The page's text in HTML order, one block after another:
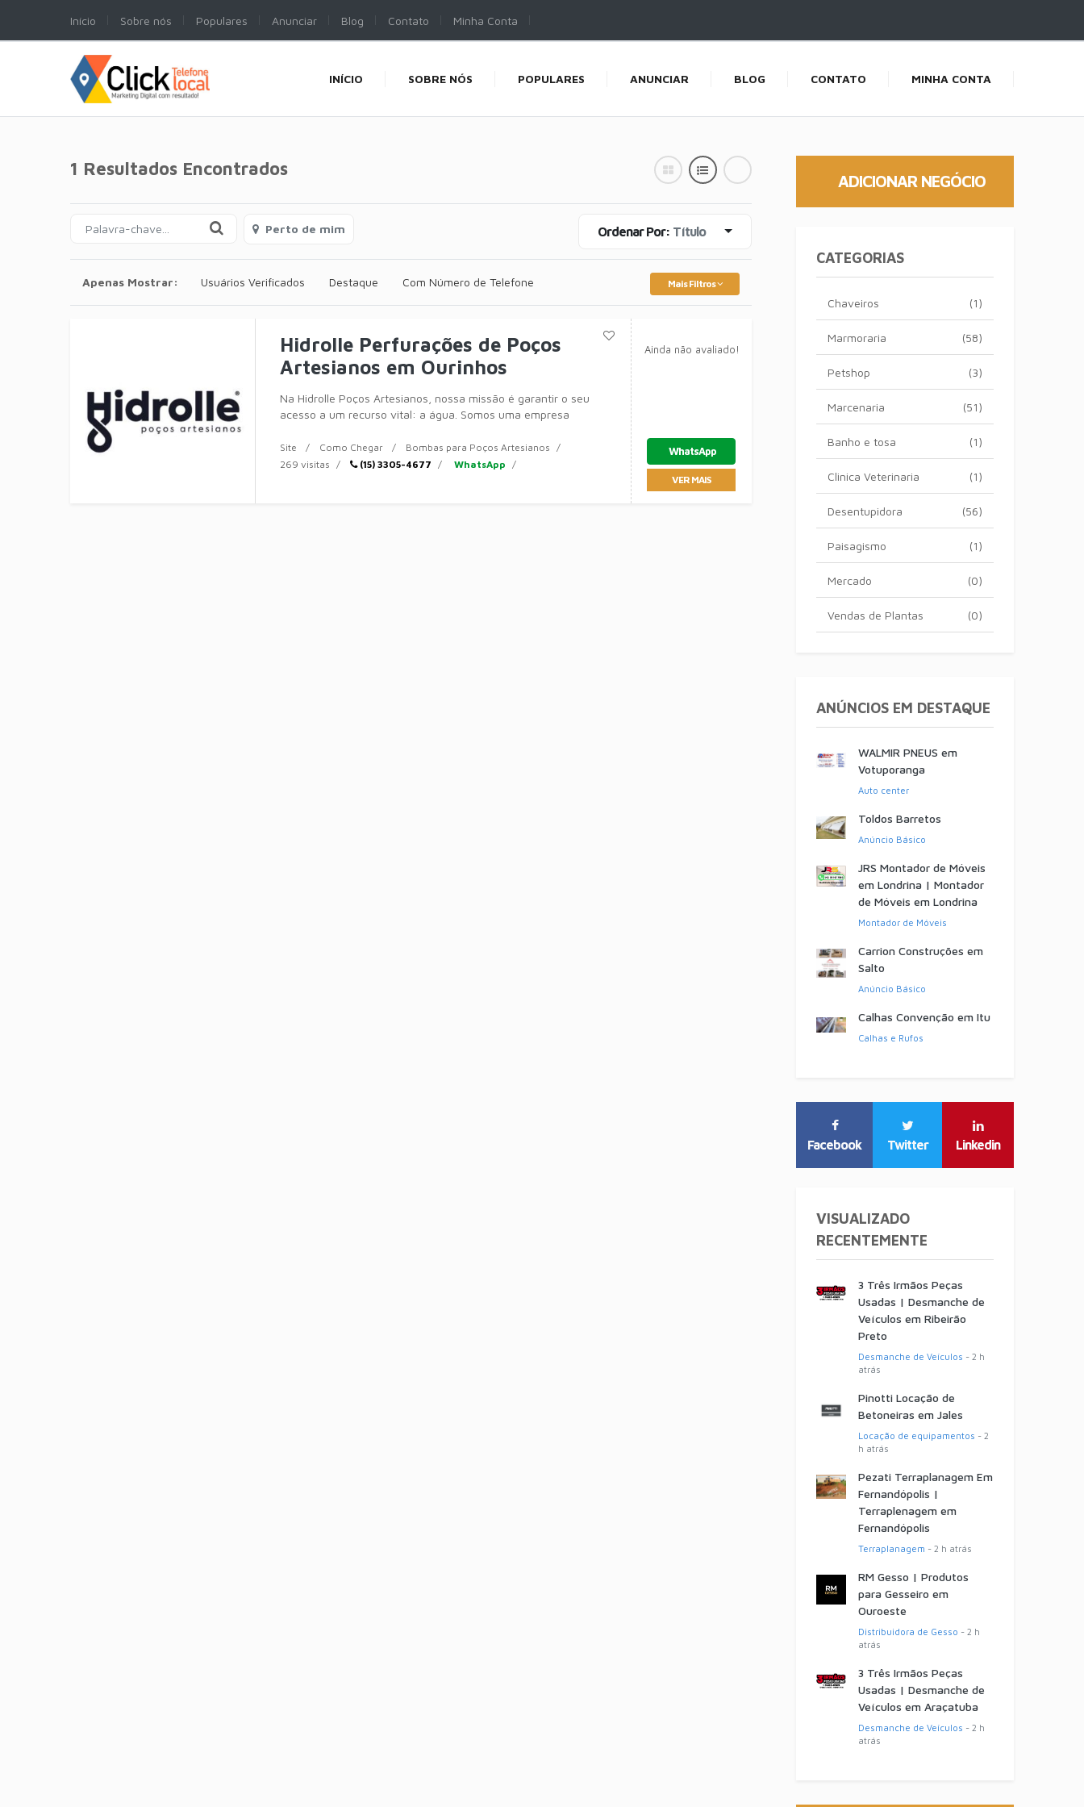
Início Sobre nós Populares Anunciar Blog Contato Minha Conta
INÍCIO SOBRE NÓS POPULARES ANUNCIAR BLOG CONTATO MINHA CONTA
1 Resultados Encontrados
Perto de mim Ordenar Por: Título
Apenas Mostrar: Usuários Verificados Destaque Com Número de Telefone Mais Filtros
Hidrolle Perfurações de Poços
Artesianos em Ourinhos
Na Hidrolle Poços Artesianos, nossa missão é garantir o seu
acesso a um recurso vital: a água. Somos uma empresa
Site Como Chegar
Bombas para Poços Artesianos
269 visitas
(15) 3305-4677 WhatsApp
Ainda não avaliado!
WhatsApp
VER MAIS
ADICIONAR NEGÓCIO
CATEGORIAS
(1)
Chaveiros
(58)
Marmoraria
(3)
Petshop
(51)
Marcenaria
(1)
Banho e tosa
(1)
Clinica Veterinaria
(56)
Desentupidora
(1)
Paisagismo
(0)
Mercado
(0)
Vendas de Plantas
ANÚNCIOS EM DESTAQUE
WALMIR PNEUS em
Votuporanga
Auto center
Toldos Barretos
Anúncio Básico
JRS Montador de Móveis
em Londrina | Montador
de Móveis em Londrina
Montador de Móveis
Carrion Construções em
Salto
Anúncio Básico
Calhas Convenção em Itu
Calhas e Rufos
Facebook Twitter Linkedin
VISUALIZADO
RECENTEMENTE
3 Três Irmãos Peças
Usadas | Desmanche de
Veículos em Ribeirão
Preto
Desmanche de Veículos - 2 h
atrás
Pinotti Locação de
Betoneiras em Jales
Locação de equipamentos - 2
h atrás
Pezati Terraplanagem Em
Fernandópolis |
Terraplenagem em
Fernandópolis
Terraplanagem - 2 h atrás
RM Gesso | Produtos
para Gesseiro em
Ouroeste
Distribuidora de Gesso - 2 h
atrás
3 Três Irmãos Peças
Usadas | Desmanche de
Veículos em Araçatuba
Desmanche de Veículos - 2 h
atrás